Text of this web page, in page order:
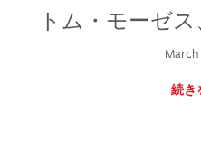
トム・モーゼ
続き